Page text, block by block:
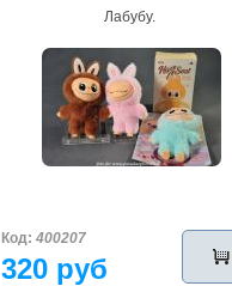
Лабубу.
Код: 400207
320 руб